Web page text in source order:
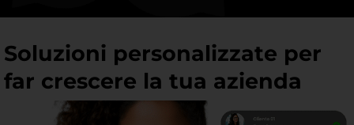
Soluzioni personalizzate per
far crescere la tua azienda